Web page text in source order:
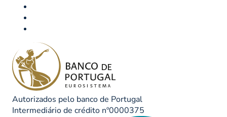
Autorizados pelo banco de Portugal
Intermediário de crédito nº0000375